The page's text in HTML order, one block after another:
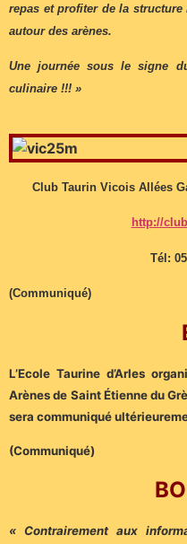
repas et profiter de la
autour des arènes.
Une journée sous le signe
culinaire !!! »
Club Taurin Vicois Allées
http://
Tél:
(Communiqué)
L’Ecole Taurine d’Arles
Arènes de Saint Étienne du
sera communiqué
(Communiqué)
« Contrairement aux